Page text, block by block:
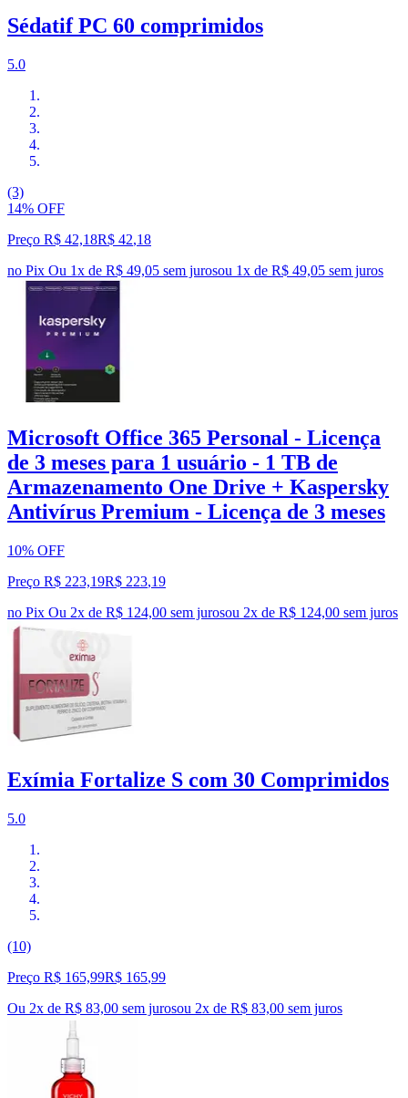
Sédatif PC 60 comprimidos
5.0
(3)
14% OFF
Preço R$ 42,18R$ 42,18
no Pix Ou 1x de R$ 49,05 sem jurosou 1x de R$ 49,05 sem juros
Microsoft Office 365 Personal - Licença
de 3 meses para 1 usuário - 1 TB de
Armazenamento One Drive + Kaspersky
Antivírus Premium - Licença de 3 meses
10% OFF
Preço R$ 223,19R$ 223,19
no Pix Ou 2x de R$ 124,00 sem jurosou 2x de R$ 124,00 sem juros
Exímia Fortalize S com 30 Comprimidos
5.0
(10)
Preço R$ 165,99R$ 165,99
Ou 2x de R$ 83,00 sem jurosou 2x de R$ 83,00 sem juros